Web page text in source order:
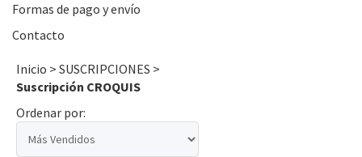
Formas de pago y envío
Contacto
Inicio > SUSCRIPCIONES >
Suscripción CROQUIS
Ordenar por: